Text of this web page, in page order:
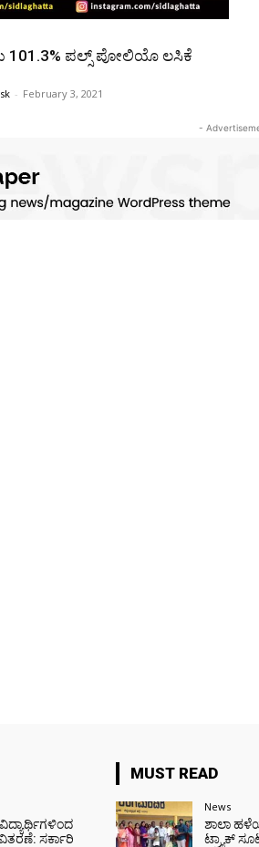
101.3% ಪಲ್ಸ್ ಪೋಲಿಯೊ ಲಸಿಕೆ
- February 3, 2021
-
ಸರ್ಕಾರಿ
MUST READ
News
ಶಾಲಾ
ಟ್ರ್ಯಾಕ್‌